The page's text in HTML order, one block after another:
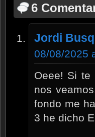
6
Jordi
08/08/2025
Oeee! Si te
nos
fondo me
3 he dicho